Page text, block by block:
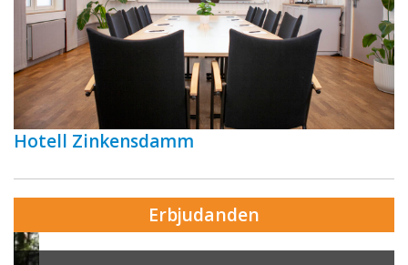
Hotell Zinkensdamm
Erbjudanden